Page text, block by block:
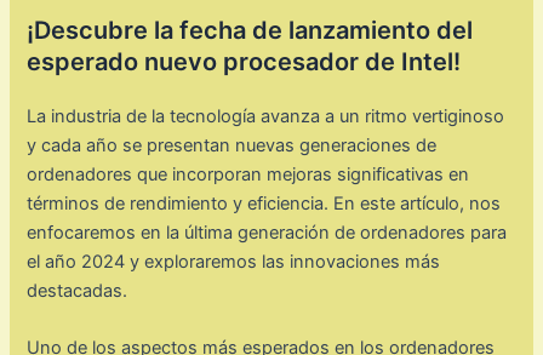
¡Descubre la fecha de lanzamiento del
esperado nuevo procesador de Intel!
La industria de la tecnología avanza a un ritmo vertiginoso
y cada año se presentan nuevas generaciones de
ordenadores que incorporan mejoras significativas en
términos de rendimiento y eficiencia. En este artículo, nos
enfocaremos en la última generación de ordenadores para
el año 2024 y exploraremos las innovaciones más
destacadas.
Uno de los aspectos más esperados en los ordenadores